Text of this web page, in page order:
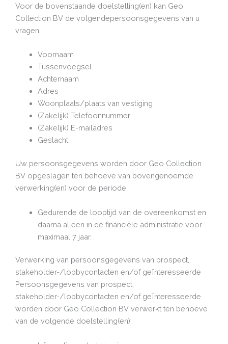
Voor de bovenstaande doelstelling(en) kan Geo
Collection BV de volgendepersoonsgegevens van u
vragen:
Voornaam
Tussenvoegsel
Achternaam
Adres
Woonplaats/plaats van vestiging
(Zakelijk) Telefoonnummer
(Zakelijk) E-mailadres
Geslacht
Uw persoonsgegevens worden door Geo Collection
BV opgeslagen ten behoeve van bovengenoemde
verwerking(en) voor de periode:
Gedurende de looptijd van de overeenkomst en
daarna alleen in de financiële administratie voor
maximaal 7 jaar.
Verwerking van persoonsgegevens van prospect,
stakeholder-/lobbycontacten en/of geïnteresseerde
Persoonsgegevens van prospect,
stakeholder-/lobbycontacten en/of geïnteresseerde
worden door Geo Collection BV verwerkt ten behoeve
van de volgende doelstelling(en):